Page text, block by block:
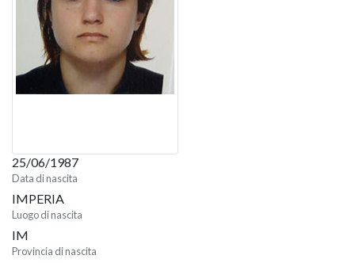
25/06/1987
Data di nascita
IMPERIA
Luogo di nascita
IM
Provincia di nascita